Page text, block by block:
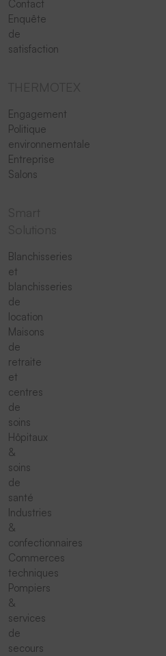
Contact
Enquête
de
satisfaction
Engagement
Politique
environnementale
Entreprise
Salons
Blanchisseries
et
blanchisseries
de
location
Maisons
de
retraite
et
centres
de
soins
Hôpitaux
&
soins
de
santé
Industries
&
confectionnaires
Commerces
techniques
Pompiers
&
services
de
secours